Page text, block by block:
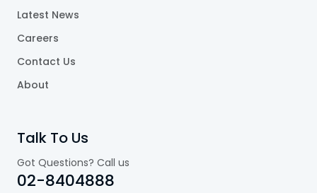
Latest News
Careers
Contact Us
About
Talk To Us
Got Questions? Call us
02-8404888